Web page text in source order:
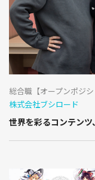
総合職【オープンポジシ
株式会社ブシロード
世界を彩るコンテンツ